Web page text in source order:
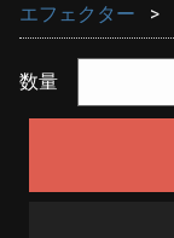
エフェクター
数量